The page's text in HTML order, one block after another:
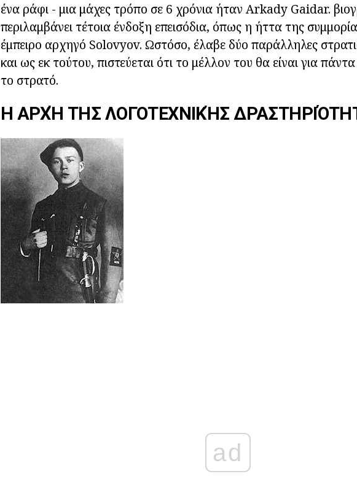
ένα ράφι - μια μάχες τρόπο σε 6 χρόνια ήταν Arkady Gaidar.
περιλαμβάνει τέτοια ένδοξη επεισόδια, όπως η ήττα της
έμπειρο αρχηγό Solovyov. Ωστόσο, έλαβε δύο παράλληλες
και ως εκ τούτου, πιστεύεται ότι το μέλλον του θα είναι για
το στρατό.
Η ΑΡΧΉ ΤΗΣ ΛΟΓΟΤΕΧΝΙΚΉΣ
ad